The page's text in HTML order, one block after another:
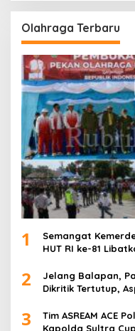
Olahraga Terbaru
1
Semangat
HUT RI ke-81
2
Jelang Balapan,
Dikritik Tertutup,
3
Tim ASREAM ACE
Kapolda Sultra